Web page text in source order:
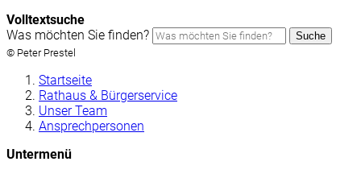
Volltextsuche
Was möchten Sie finden?
Suche
© Peter Prestel
Startseite
Rathaus & Bürgerservice
Unser Team
Ansprechpersonen
Untermenü